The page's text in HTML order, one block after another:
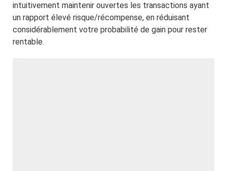
intuitivement maintenir ouvertes les transactions ayant
un rapport élevé risque/récompense, en réduisant
considérablement votre probabilité de gain pour rester
rentable.